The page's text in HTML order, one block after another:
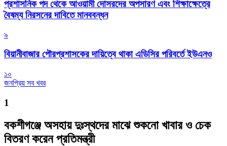
প্রশাসনিক পদ থেকে আওয়ামী দোসরদের অপসারণ এবং শিক্ষাক্ষেত্রে
বৈষম্য নিরসনের দাবিতে মানববন্ধন
৯
বিয়ানীবাজার পৌরপ্রশাসকের দায়িত্বে থাকা এডিসির পরিবর্তে ইউএনও
১০
জনপ্রিয় সব খবর
1
বকশীগঞ্জে অসহায় দুঃস্থদের মাঝে শুকনো খাবার ও চেক
বিতরণ করেন প্রতিমন্ত্রী